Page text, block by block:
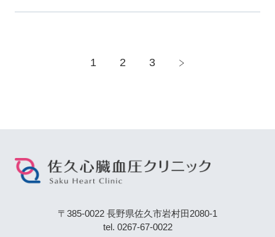
1 2 3 >
〒385-0022 長野県佐久市岩村田2080-1
tel. 0267-67-0022